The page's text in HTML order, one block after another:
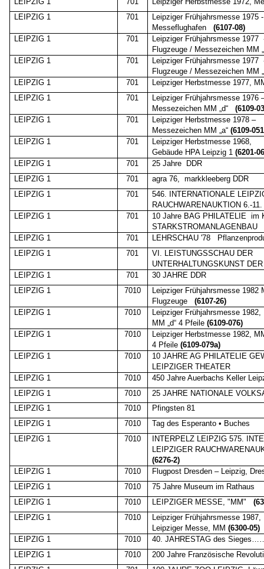
LEIPZIG 1
701
Leipziger Frühjahrsmesse 1975
Messeflughafen
(6107-08)
LEIPZIG 1
701 Leipziger Frühjahrsmesse 1977
Flugzeuge / Messezeichen MM
LEIPZIG 1
701 Leipziger Frühjahrsmesse 1977
Flugzeuge / Messezeichen MM
LEIPZIG 1
701
Leipziger Herbstmesse 1977,
LEIPZIG 1
701
Leipziger Frühjahrsmesse 1976
Messezeichen MM „d“
(6109-
LEIPZIG 1
701
Leipziger Herbstmesse 1978 –
Messezeichen MM „a“(6109-
LEIPZIG 1
701
Leipziger Herbstmesse 1968,
Gebäude HPA Leipzig 1(6201-
LEIPZIG 1
701 25 Jahre
DDR
LEIPZIG 1
701 agra 76,
markkleeberg DDR
LEIPZIG 1
701
546. INTERNATIONALE
RAUCHWARENAUKTION 6.-
LEIPZIG 1
701 10 Jahre BAG PHILATELIE im
STARKSTROMANLAGENBAU
LEIPZIG 1
701 LEHRSCHAU '78
LEIPZIG 1
701
VI. LEISTUNGSSCHAU DER
UNTERHALTUNGSKUNST
LEIPZIG 1
701
30 JAHRE DDR
LEIPZIG 1
7010
Leipziger Frühjahrsmesse 1982
Flugzeuge
(6107-26)
LEIPZIG 1
7010
Leipziger Frühjahrsmesse 1982,
MM „d“ 4 Pfeile(6109-076)
LEIPZIG 1
7010
Leipziger Herbstmesse 1982,
4 Pfeile(6109-079a)
LEIPZIG 1
7010
10 JAHRE AG PHILATELIE
LEIPZIGER THEATER
LEIPZIG 1
7010
450 Jahre Auerbachs Keller
LEIPZIG 1
7010
25 JAHRE NATIONALE
LEIPZIG 1
7010
Pfingsten 81
LEIPZIG 1
7010
Tag des Esperanto • Buches
LEIPZIG 1
7010
INTERPELZ LEIPZIG 575.
LEIPZIGER
(6276-2)
LEIPZIG 1
7010
Flugpost Dresden – Leipzig,
LEIPZIG 1
7010
75 Jahre Museum im Rathaus
LEIPZIG 1
7010 LEIPZIGER MESSE, "MM"
LEIPZIG 1
7010
Leipziger Frühjahrsmesse 1987,
Leipziger Messe, MM(6300-05)
LEIPZIG 1
7010
40. JAHRESTAG des
LEIPZIG 1
7010
200 Jahre Französische